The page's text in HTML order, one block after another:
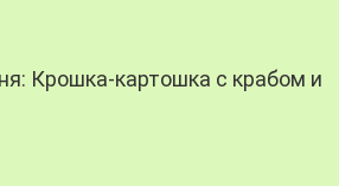
Крошка-картошка с крабом и